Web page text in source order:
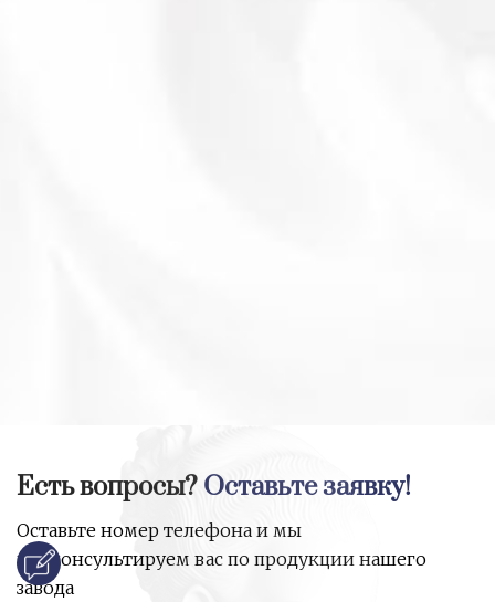
Есть вопросы? Оставьте заявку!
Оставьте номер телефона и мы
проконсультируем вас по продукции нашего
завода